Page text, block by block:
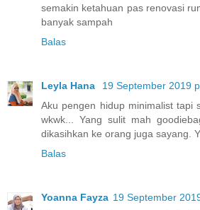
semakin ketahuan pas renovasi
banyak sampah
Balas
Leyla Hana
19 September 2019
Aku pengen hidup minimalist tapi
wkwk... Yang sulit mah
dikasihkan ke orang juga sayang.
Balas
Yoanna Fayza 19 September